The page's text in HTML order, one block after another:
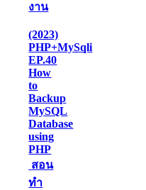
งาน
(2023)
PHP+MySqli
EP.40
How
to
Backup
MySQL
Database
using
PHP
สอน
ทำ